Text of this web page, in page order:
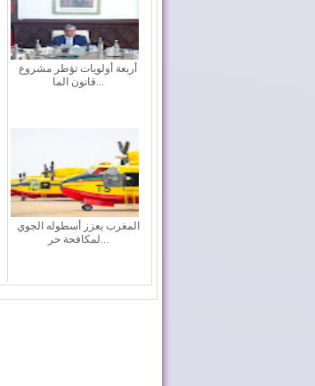
أربعة أولويات تؤطر مشروع
قانون الما...
المغرب يعزز أسطوله الجوي
لمكافحة حر...